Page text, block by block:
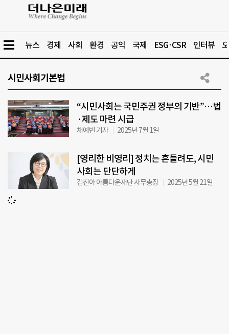
뉴스 경제 사회 환경 공익 국제 ESG·CSR 인터뷰
시민사회기본법
“시민사회는 국민주권 정부의 기반”…법
·제도 마련 시급
채예빈 기자 2025년 7월 1일
[영리한 비영리] 정치는 흔들려도, 시민
사회는 단단하게
김진아 아름다운재단 사무총장 2025년 5월 21일